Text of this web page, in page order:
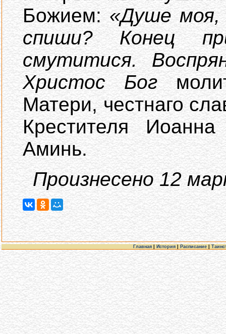
Божием:«Душе моя,
спиши? Конец
смутитися.
Христос Бог
Матери, честнaго
Крестителя
Аминь.
Произнесено 12
Главная История Расписание